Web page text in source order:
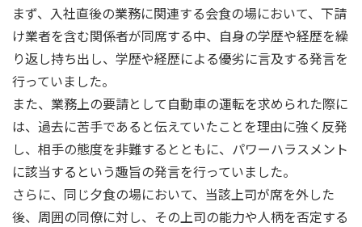
まず、入社直後の業務に関連する会食の場において、下請
け業者を含む関係者が同席する中、自身の学歴や経歴を繰
り返し持ち出し、学歴や経歴による優劣に言及する発言を
行っていました。
また、業務上の要請として自動車の運転を求められた際に
は、過去に苦手であると伝えていたことを理由に強く反発
し、相手の態度を非難するとともに、パワーハラスメント
に該当するという趣旨の発言を行っていました。
さらに、同じ夕食の場において、当該上司が席を外した
後、周囲の同僚に対し、その上司の能力や人柄を否定する